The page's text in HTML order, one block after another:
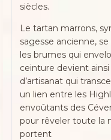
siècles.
Le tartan marrons,
sagesse ancienne,
les brumes qui
ceinture devient
d’artisanat qui
un lien entre les
envoûtants des
pour rêveler toute la
portent